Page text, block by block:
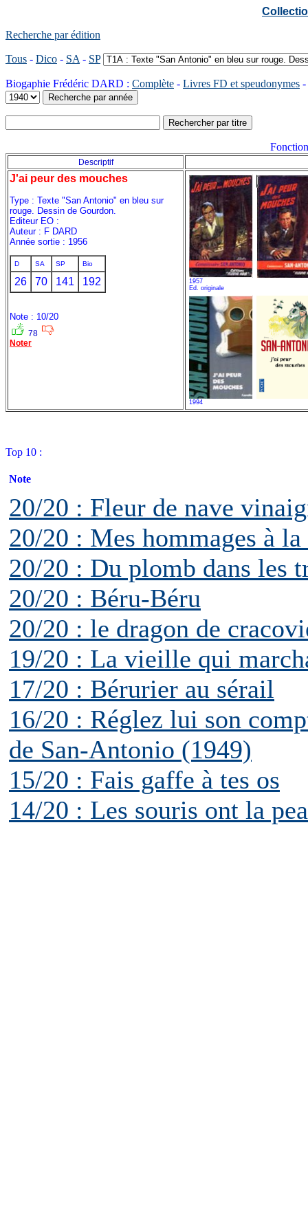
Recherche par édition
Tous - Dico - SA - SP
Biogaphie Frédéric DARD : Complète - Livres FD et speudonymes -
Descriptif
J'ai peur des mouches
Type : Texte "San Antonio" en bleu sur
rouge. Dessin de Gourdon.
Editeur EO :
Auteur : F DARD
Année sortie : 1956
D SA SP Bio
26 70 141 192
Note : 10/20
78
Noter
1957
Ed. originale
1994
Top 10 :
Note
20/20 : Fleur de nave
20/20 : Mes hommages à
20/20 : Du plomb dans les
20/20 : Béru-Béru
20/20 : le dragon de
19/20 : La vieille qui
17/20 : Bérurier au sérail
16/20 : Réglez lui son
de San-Antonio (1949)
15/20 : Fais gaffe à tes os
14/20 : Les souris ont la